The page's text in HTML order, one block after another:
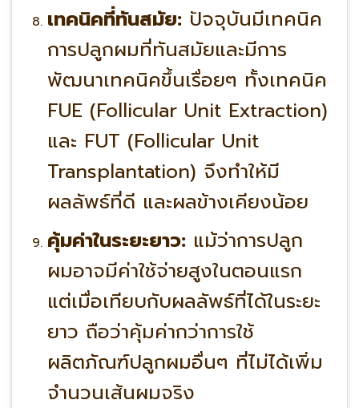
เทคนิคที่ทันสมัย:ปัจจุบันมีเทคนิค
การปลูกผมที่ทันสมัยและมีการ
พัฒนาเทคนิคขึ้นเรื่อยๆ ทั้งเทคนิค
FUE (Follicular Unit Extraction)
และ FUT (Follicular Unit
Transplantation) จึงทำให้มี
ผลลัพธ์ที่ดี และผลข้างเคียงน้อย
คุ้มค่าในระยะยาว:แม้ว่าการปลูก
ผมอาจมีค่าใช้จ่ายสูงในตอนแรก
แต่เมื่อเทียบกับผลลัพธ์ที่ได้ในระยะ
ยาว ถือว่าคุ้มค่ากว่าการใช้
ผลิตภัณฑ์ปลูกผมอื่นๆ ที่ไม่ได้เพิ่ม
จำนวนเส้นผมจริง